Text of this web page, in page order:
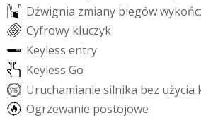
Dźwignia zmiany biegówwykońc
Cyfrowy kluczyk
Keyless entry
Keyless Go
Uruchamianie silnika bez użycia
Ogrzewanie postojowe